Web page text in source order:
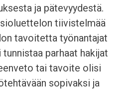
ja pätevyydestä.
tiivistelmää
tavoitetta työnantajat
parhaat hakijat
tai tavoite olisi
sopivaksi ja